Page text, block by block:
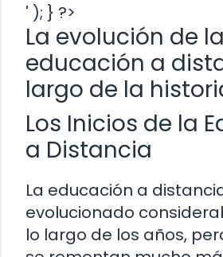
' ); } ?>
La evolución de la
educación a
largo de la
Los Inicios de la
a Distancia
La educación a
evolucionado
lo largo de los años,